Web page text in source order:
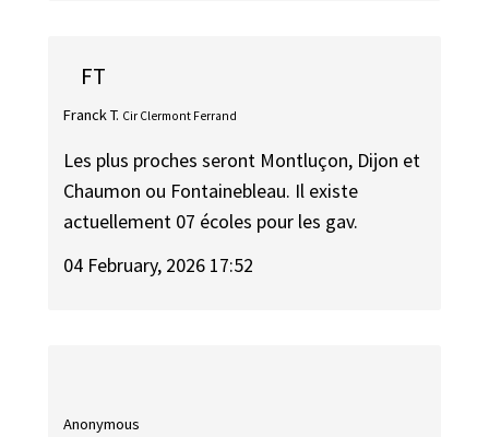
FT
Franck T. Cir Clermont Ferrand
Les plus proches seront Montluçon, Dijon et
Chaumon ou Fontainebleau. Il existe
actuellement 07 écoles pour les gav.
04 February, 2026 17:52
Anonymous